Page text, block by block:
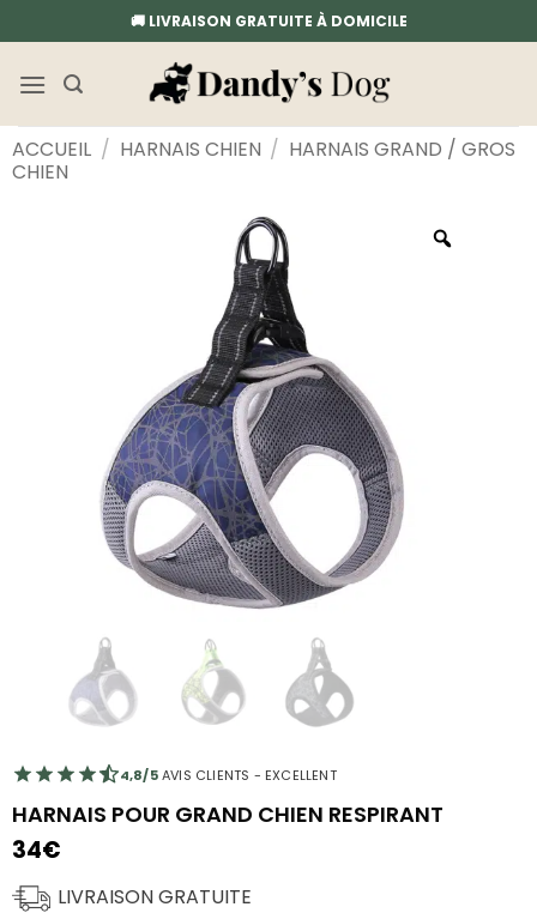
au
contenu
🚚 LIVRAISON GRATUITE À DOMICILE
ACCUEIL / HARNAIS CHIEN / HARNAIS GRAND / GROS
CHIEN
4,8/5AVIS CLIENTS - EXCELLENT
HARNAIS POUR GRAND CHIEN RESPIRANT
34€
LIVRAISON GRATUITE